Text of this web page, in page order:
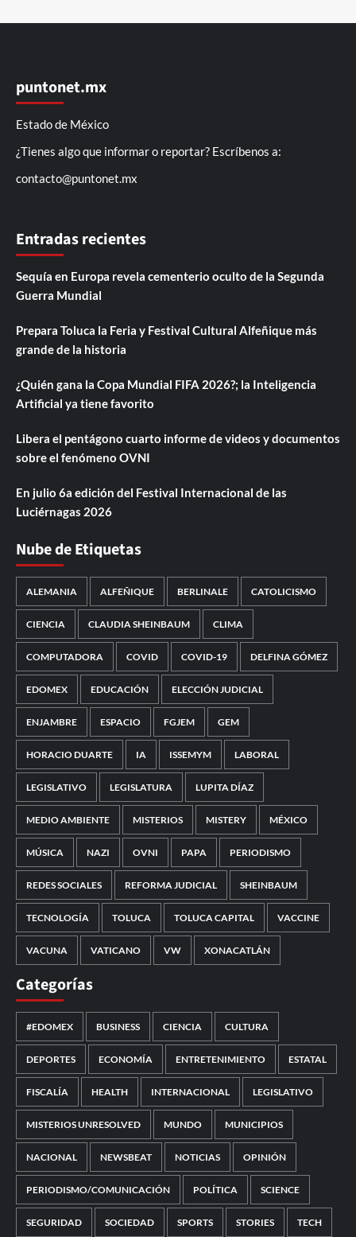
puntonet.mx
Estado de México
¿Tienes algo que informar o reportar? Escríbenos a:
contacto@puntonet.mx
Entradas recientes
Sequía en Europa revela cementerio oculto de la Segunda
Guerra Mundial
Prepara Toluca la Feria y Festival Cultural Alfeñique más
grande de la historia
¿Quién gana la Copa Mundial FIFA 2026?; la Inteligencia
Artificial ya tiene favorito
Libera el pentágono cuarto informe de videos y documentos
sobre el fenómeno OVNI
En julio 6a edición del Festival Internacional de las
Luciérnagas 2026
Nube de Etiquetas
ALEMANIA ALFEÑIQUE BERLINALE CATOLICISMO
CIENCIA CLAUDIA SHEINBAUM CLIMA
COMPUTADORA COVID COVID-19 DELFINA GÓMEZ
EDOMEX EDUCACIÓN ELECCIÓN JUDICIAL
ENJAMBRE ESPACIO FGJEM GEM
HORACIO DUARTE IA ISSEMYM LABORAL
LEGISLATIVO LEGISLATURA LUPITA DÍAZ
MEDIO AMBIENTE MISTERIOS MISTERY MÉXICO
MÚSICA NAZI OVNI PAPA PERIODISMO
REDES SOCIALES REFORMA JUDICIAL SHEINBAUM
TECNOLOGÍA TOLUCA TOLUCA CAPITAL VACCINE
VACUNA VATICANO VW XONACATLÁN
Categorías
#EDOMEX BUSINESS CIENCIA CULTURA
DEPORTES ECONOMÍA ENTRETENIMIENTO ESTATAL
FISCALÍA HEALTH INTERNACIONAL LEGISLATIVO
MISTERIOS UNRESOLVED MUNDO MUNICIPIOS
NACIONAL NEWSBEAT NOTICIAS OPINIÓN
PERIODISMO/COMUNICACIÓN POLÍTICA SCIENCE
SEGURIDAD SOCIEDAD SPORTS STORIES TECH